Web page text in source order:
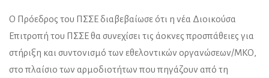
Ο Πρόεδρος του ΠΣΣΕ διαβεβαίωσε ότι η νέα Διοικούσα
Επιτροπή του ΠΣΣΕ θα συνεχίσει τις άοκνες προσπάθειες για
στήριξη και συντονισμό των εθελοντικών οργανώσεων/ΜΚΟ,
στο πλαίσιο των αρμοδιοτήτων που πηγάζουν από τη